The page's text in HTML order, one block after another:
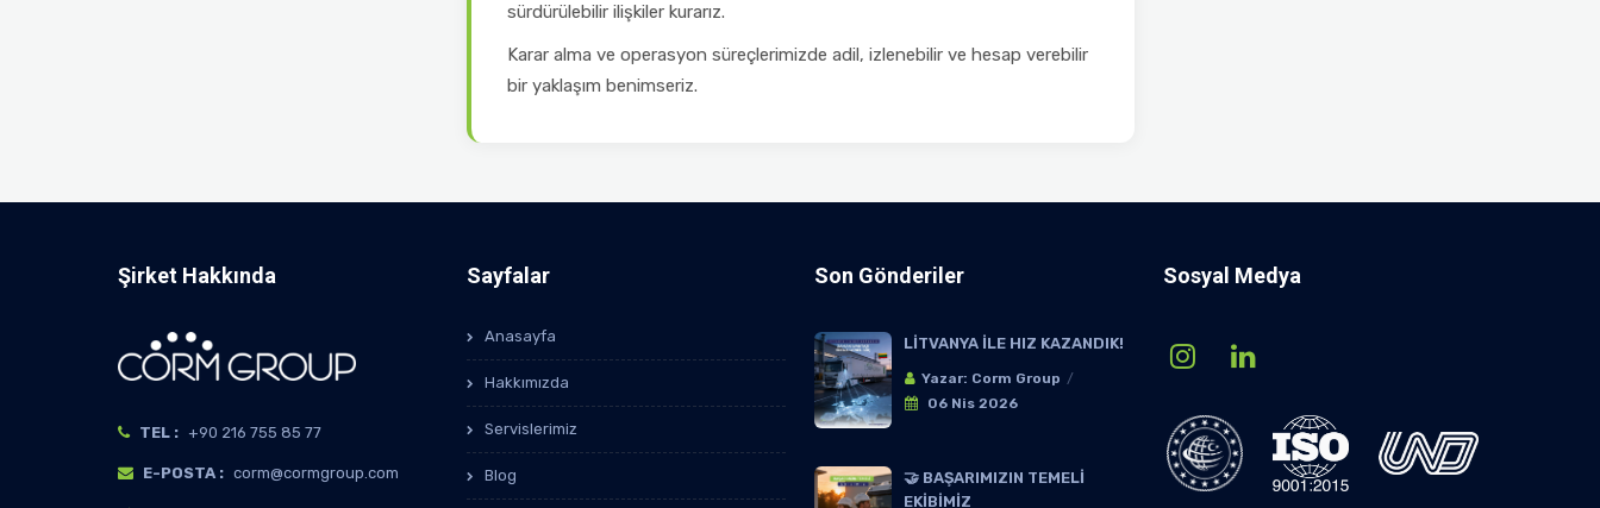
sürdürülebilir ilişkiler kurarız.
Karar alma ve operasyon süreçlerimizde adil, izlenebilir ve hesap verebilir
bir yaklaşım benimseriz.
Şirket Hakkında
TEL : +90 216 755 85 77
E-POSTA : corm@cormgroup.com
Sayfalar
Anasayfa
Hakkımızda
Servislerimiz
Blog
Son Gönderiler
LİTVANYA İLE HIZ KAZANDIK!
Yazar: Corm Group
06 Nis 2026
🤝 BAŞARIMIZIN TEMELİ
EKİBİMİZ
Sosyal Medya